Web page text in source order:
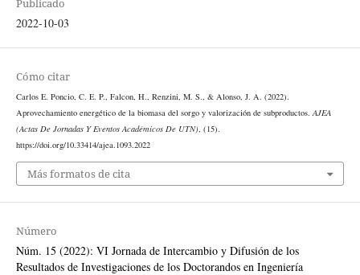
Publicado
2022-10-03
Cómo citar
Carlos E. Poncio, C. E. P., Falcon, H., Renzini, M. S., & Alonso, J. A. (2022).
Aprovechamiento energético de la biomasa del sorgo y valorización de subproductos.AJEA
(Actas De Jornadas Y Eventos Académicos De UTN), (15).
https://doi.org/10.33414/ajea.1093.2022
Más formatos de cita
Número
Núm. 15 (2022): VI Jornada de Intercambio y Difusión de los
Resultados de Investigaciones de los Doctorandos en Ingeniería